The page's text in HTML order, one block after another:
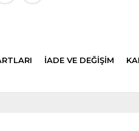
İADE VE DEĞİŞİM